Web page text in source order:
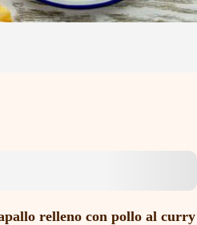
relleno con pollo al curry